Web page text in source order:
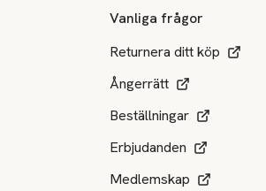
Vanliga frågor
Returnera ditt köp
Ångerrätt
Beställningar
Erbjudanden
Medlemskap